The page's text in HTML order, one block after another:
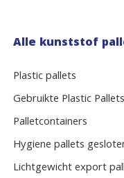
Alle kunststof
Plastic pallets
Gebruikte Plastic Pallets
Palletcontainers
Hygiene pallets
Lichtgewicht export